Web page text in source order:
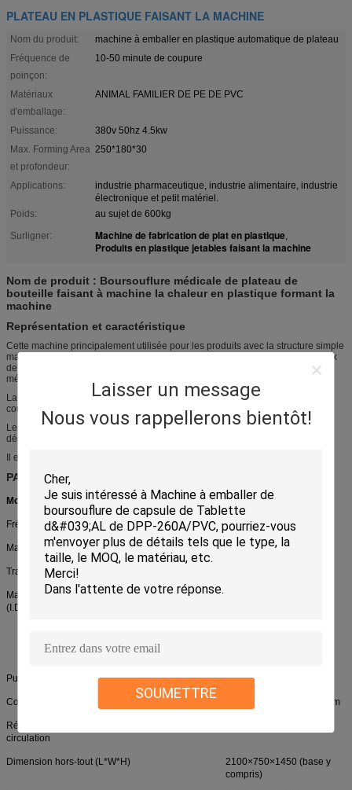
Laisser un message
Nous vous rappellerons bientôt!
SOUMETTRE
PLATEAU EN PLASTIQUE FAISANT LA MACHINE
Nom du produit:
machine à emballer en plastique automatique de plateau
Fréquence de
poinçon:
10-50 minute de coupure
Matériaux
d'emballage:
ANIMAL FAMILIER DE PE DE PVC
Puissance:
380v 50hz 4.5kw
Max. Forming Area
et profondeur:
250*180*30
Applications:
industrie pharmaceutique, industrie alimentaire, industrie
électronique et petit matériel.
Poids:
au sujet de 600kg
Surligner:
Machine de fabrication de plat en plastique,
Produits en plastique jetables faisant la machine
Nom de produit : Boursouflure médicale de plateau de
bouteille faisant à machine la chaleur en plastique formant la
machine
Représentation et caractéristique
Cette machine principalement utilisée pour les produits avec la structure simple
mais dans la grande quantité, telle que de petits plateaux de gâteau, plateaux
de cellules de bouton, transporteurs de tasse et produits jetables de soins
médicaux.
La machine adopte le coup d'air comprimé formant, traction d'agrafe d'air et
coupe automatique avec le type plat conception de structure.
Le moule pour la machine adopte la fixation de style de trapèze, peut se
déplacer en avant et vers l'arrière facilement.
Il est très commode de changer le moule, environ 30 minutes.
PARAMÈTRE TECHNIQUE
Modèle d'article DPP-260
Fréquence de coupe 10-50times/min
Max. Forming Area et profondeur 250×180×30
Traction de la longueur
Matériau d'emballage
(I.D.Φ75)
PVC (millimètres)
ANIMAL FAMILIER
(millimètre)
Puissance 380V 50Hz 4.5k
Compression d'air (auto-préparée) ³ /min de 0.6-0.8Mpa≥0.5m
Réutilisez l'eau ou la consommation d'eau en
circulation
Dimension hors-tout (L*W*H)
2100×750×1450 (base y
compris)